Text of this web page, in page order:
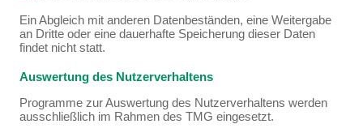
Ein Abgleich mit anderen Datenbeständen, eine Weitergabe
an Dritte oder eine dauerhafte Speicherung dieser Daten
findet nicht statt.
Auswertung des Nutzerverhaltens
Programme zur Auswertung des Nutzerverhaltens werden
ausschließlich im Rahmen des TMG eingesetzt.